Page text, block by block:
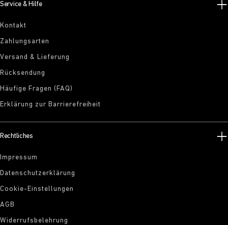
Service & Hilfe
Kontakt
Zahlungsarten
Versand & Lieferung
Rücksendung
Häufige Fragen (FAQ)
Erklärung zur Barrierefreiheit
Rechtliches
Impressum
Datenschutzerklärung
Cookie-Einstellungen
AGB
Widerrufsbelehrung